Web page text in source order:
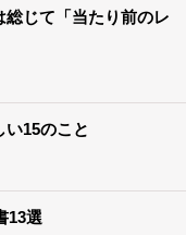
じて「当たり前のレ
15のこと
13選